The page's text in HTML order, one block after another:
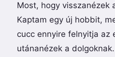
Most, hogy visszanézek
Kaptam egy új hobbit,
cucc ennyire felnyitja az
utánanézek a